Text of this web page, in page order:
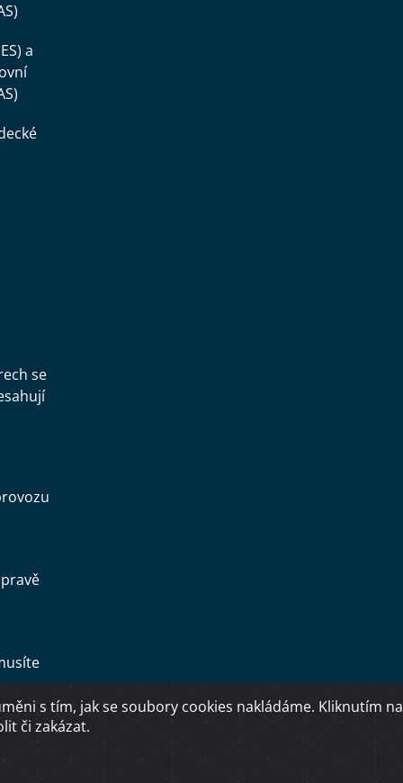
a
se
Copyright © 2026 Ministerstvo dopravy ČR
s tím, jak se soubory cookies nakládáme. Kliknutím na
či zakázat.